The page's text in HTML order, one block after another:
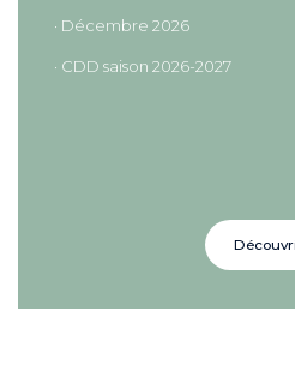
· Décembre 2026
· CDD saison 2026-2027